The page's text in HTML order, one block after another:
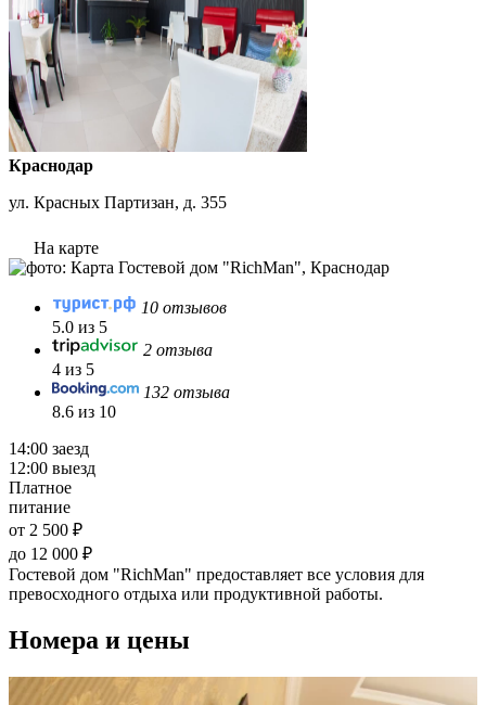
Краснодар
ул. Красных Партизан, д. 355
На карте
10 отзывов
5.0 из 5
2 отзыва
4 из 5
132 отзыва
8.6 из 10
14:00 заезд
12:00 выезд
Платное
питание
от 2 500 ₽
до 12 000 ₽
Гостевой дом "RichMan" предоставляет все условия для
превосходного отдыха или продуктивной работы.
Номера и цены